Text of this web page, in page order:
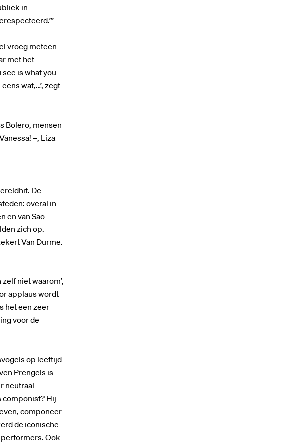
in
vroeg meteen
met het
is what you
wat,…’, zegt
Bolero, mensen
–, Liza
De
overal in
en van Sao
zich op.
Van Durme.
niet waarom’,
applaus wordt
het een zeer
voor de
op leeftijd
Prengels is
neutraal
componist? Hij
componeer
de iconische
Ook